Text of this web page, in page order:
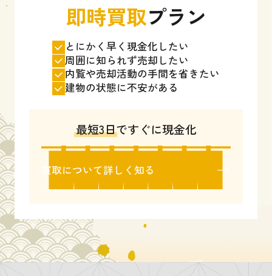
即時買取プラン
とにかく早く現金化したい
周囲に知られず売却したい
内覧や売却活動の手間を省きたい
建物の状態に不安がある
最短3日ですぐに現金化
買取について詳しく知る